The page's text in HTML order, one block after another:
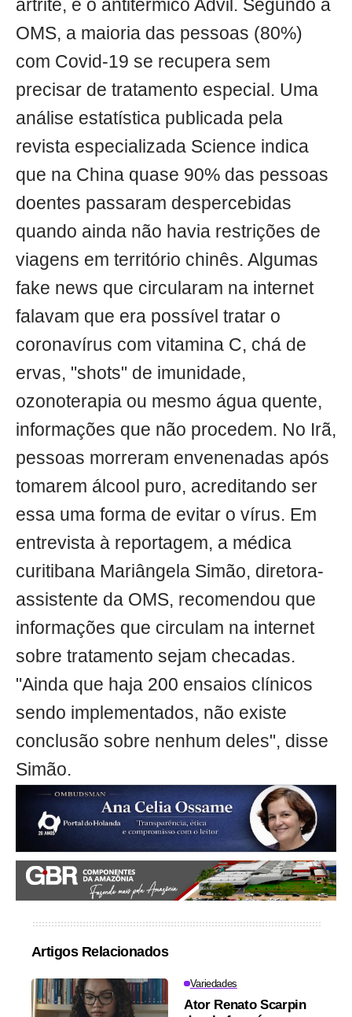
artrite, e o antitérmico Advil. Segundo a
OMS, a maioria das pessoas (80%)
com Covid-19 se recupera sem
precisar de tratamento especial. Uma
análise estatística publicada pela
revista especializada Science indica
que na China quase 90% das pessoas
doentes passaram despercebidas
quando ainda não havia restrições de
viagens em território chinês. Algumas
fake news que circularam na internet
falavam que era possível tratar o
coronavírus com vitamina C, chá de
ervas, "shots" de imunidade,
ozonoterapia ou mesmo água quente,
informações que não procedem. No Irã,
pessoas morreram envenenadas após
tomarem álcool puro, acreditando ser
essa uma forma de evitar o vírus. Em
entrevista à reportagem, a médica
curitibana Mariângela Simão, diretora-
assistente da OMS, recomendou que
informações que circulam na internet
sobre tratamento sejam checadas.
"Ainda que haja 200 ensaios clínicos
sendo implementados, não existe
conclusão sobre nenhum deles", disse
Simão.
Artigos Relacionados
Variedades
Ator Renato Scarpin